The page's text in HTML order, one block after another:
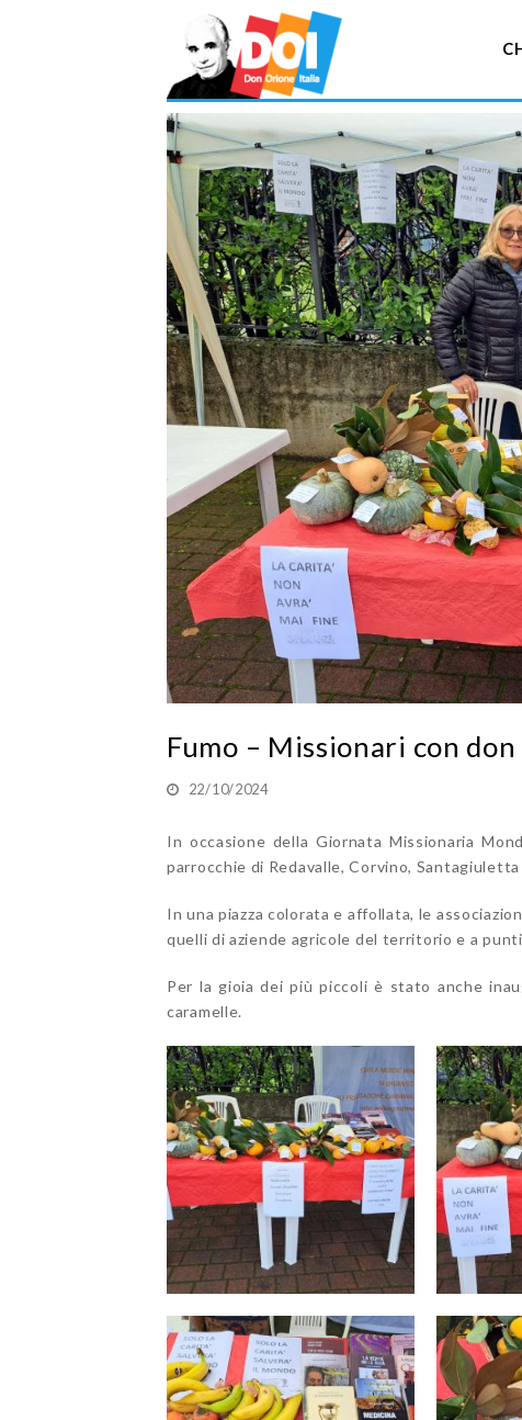
Fumo – Missionari con
22/10/2024
In occasione della Giornata Missionaria
parrocchie di Redavalle, Corvino,
In una piazza colorata e affollata, le
quelli di aziende agricole del territorio e a
Per la gioia dei più piccoli è stato anche
caramelle.